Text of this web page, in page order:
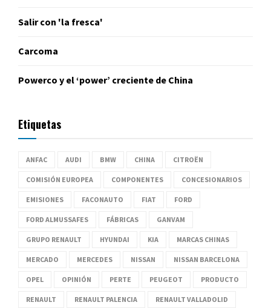
Salir con 'la fresca'
Carcoma
Powerco y el ‘power’ creciente de China
Etiquetas
ANFAC AUDI BMW CHINA CITROËN
COMISIÓN EUROPEA COMPONENTES CONCESIONARIOS
EMISIONES FACONAUTO FIAT FORD
FORD ALMUSSAFES FÁBRICAS GANVAM
GRUPO RENAULT HYUNDAI KIA MARCAS CHINAS
MERCADO MERCEDES NISSAN NISSAN BARCELONA
OPEL OPINIÓN PERTE PEUGEOT PRODUCTO
RENAULT RENAULT PALENCIA RENAULT VALLADOLID